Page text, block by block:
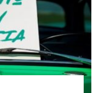
επιτυχίες του
καθώς και
ξένες